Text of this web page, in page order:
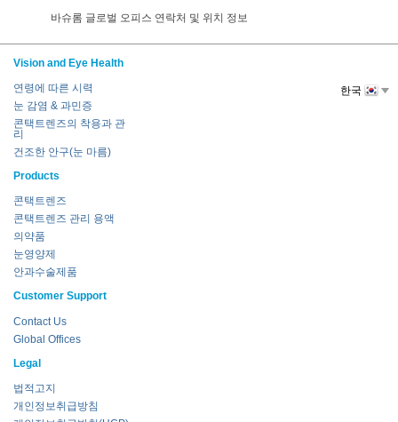
바슈롬 글로벌 오피스 연락처 및 위치 정보
Vision and Eye Health
연령에 따른 시력
눈 감염 & 과민증
콘택트렌즈의 착용과 관
리
건조한 안구(눈 마름)
Products
콘택트렌즈
콘택트렌즈 관리 용액
의약품
눈영양제
안과수술제품
Customer Support
Contact Us
Global Offices
Legal
법적고지
개인정보취급방침
한국